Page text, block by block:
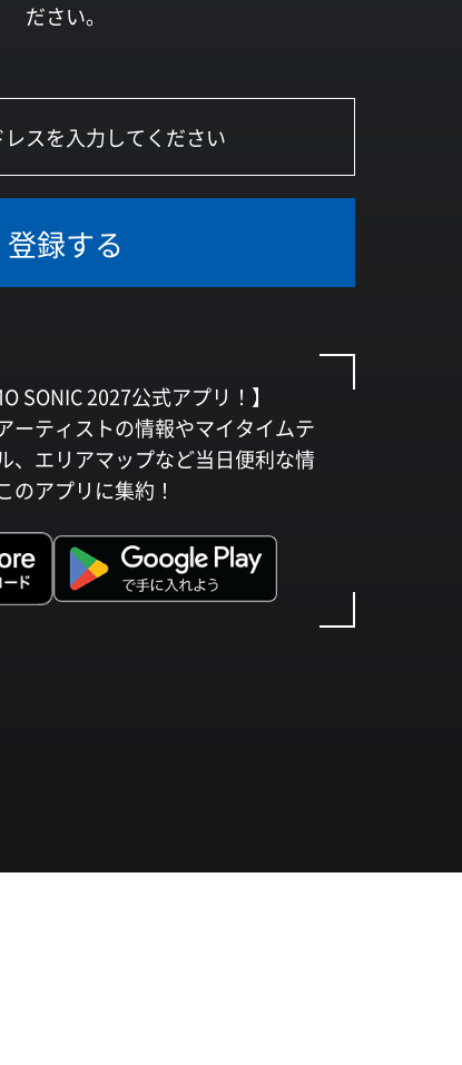
ださい。
登録する
SONIC 2027公式アプリ！】
ーティストの情報やマイタイムテ
、エリアマップなど当日便利な情
のアプリに集約！